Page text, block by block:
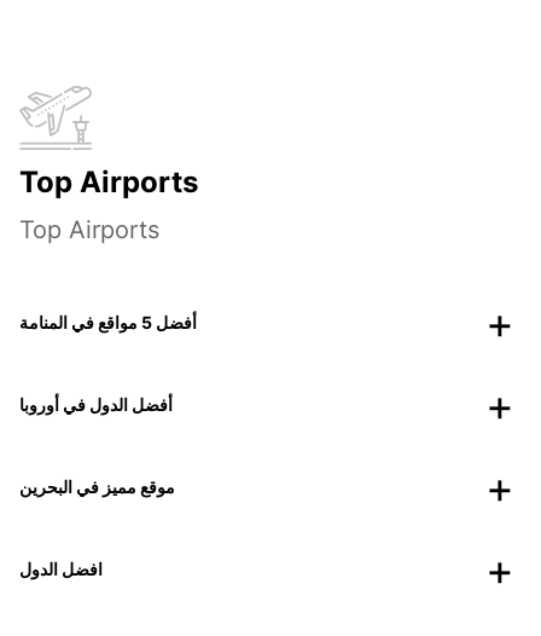
Top Airports
Top Airports
أفضل 5 مواقع في المنامة
أفضل الدول في أوروبا
موقع مميز في البحرين
افضل الدول